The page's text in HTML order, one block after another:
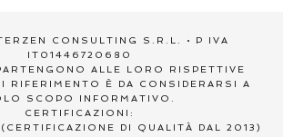
CONSULTING S.R.L. • P IVA
IT01446720680
ALLE LORO RISPETTIVE
RIFERIMENTO È DA CONSIDERARSI A
SCOPO INFORMATIVO.
CERTIFICAZIONI:
DI QUALITÀ DAL 2013)